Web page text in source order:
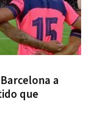
a
que